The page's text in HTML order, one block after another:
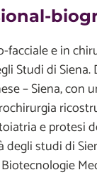
facciale e in
Studi di
– Siena,
e protesi
degli studi di